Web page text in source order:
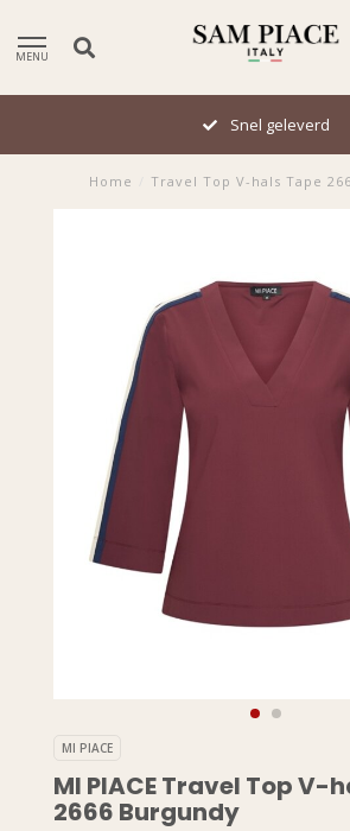
MENU
Snel geleverd
Home Travel Top V-hals Tape
MI PIACE
MI PIACE Travel Top V-
2666 Burgundy